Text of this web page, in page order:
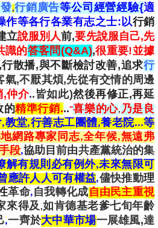
,行銷廣告等公司經營經驗{適
作等各行各業有志之士:以行銷
立說服別人前,要先說服自己,先
識的答客問(Q&A),很重要!並據
散播,與不斷檢討改善,追求行
氣,不厭其煩,先從有交情的周邊
,仲介..皆如此)然後再修正,再延
的精準行銷..."喜樂的心,乃是良
教堂,行善志工團體,養老院...等
網路專家同志,全年候,無遠弗
段,協助目前由共產黨統治的集
解有規則必有例外,未來無限可
應許人人可有權益,儘快推動理
革命, 自我轉化成 自由民主重視
來得及,如肯德基老爹七旬年齡
,一齊於大中華市場一展雄風,達